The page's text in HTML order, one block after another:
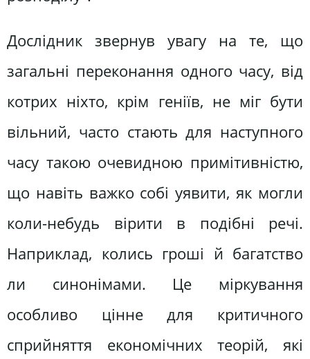
Дослідник звернув увагу на те, що
загальні переконання одного часу, від
котрих ніхто, крім геніїв, не міг бути
вільний, часто стають для наступного
часу такою очевидною примітивністю,
що навіть важко собі уявити, як могли
коли-небудь вірити в подібні речі.
Наприклад, колись гроші й багатство
ли синонімами. Це міркування
особливо цінне для критичного
сприйняття економічних теорій, які